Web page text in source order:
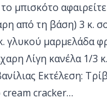
μπισκότο
από τη βάση) 3 κ.
γλυκού μαρμελάδα
Λίγη κανέλα 1/3
Εκτέλεση:
cream cracker…